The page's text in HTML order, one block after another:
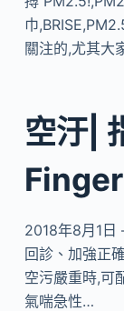
巾
關注的,尤其大
空汙|
2018年8月1日
回診、加強正
空污嚴重時,可
氣喘急性…